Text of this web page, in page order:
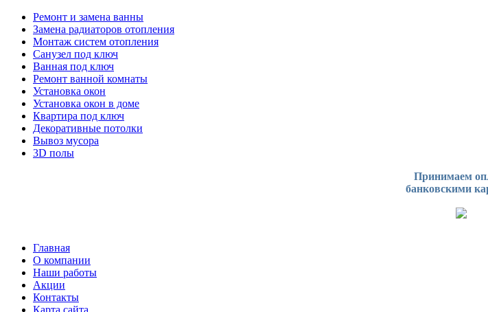
Ремонт и замена ванны
Замена радиаторов отопления
Монтаж систем отопления
Санузел под ключ
Ванная под ключ
Ремонт ванной комнаты
Установка окон
Установка окон в доме
Квартира под ключ
Декоративные потолки
Вывоз мусора
3D полы
Принимаем
банковскими
Главная
О компании
Наши работы
Акции
Контакты
Карта сайта